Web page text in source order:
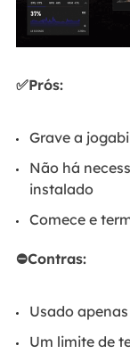
✅Prós:
Grave a
Não há
instalado
Comece e
⛔Contras:
Usado
Um limite de